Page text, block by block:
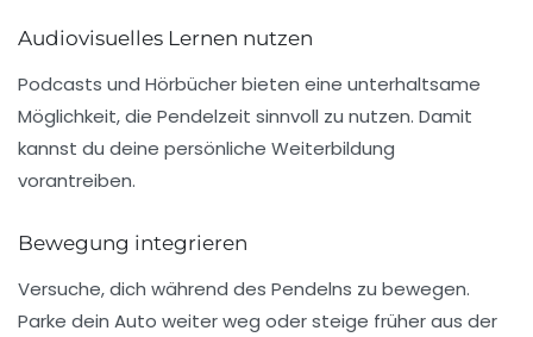
Audiovisuelles Lernen nutzen
Podcasts und Hörbücher bieten eine unterhaltsame
Möglichkeit, die Pendelzeit sinnvoll zu nutzen. Damit
kannst du deine persönliche Weiterbildung
vorantreiben.
Bewegung integrieren
Versuche, dich während des Pendelns zu bewegen.
Parke dein Auto weiter weg oder steige früher aus der